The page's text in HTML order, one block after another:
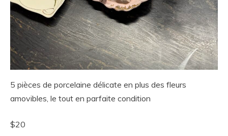
5 pièces de porcelaine délicate en plus des fleurs
amovibles, le tout en parfaite condition
$20